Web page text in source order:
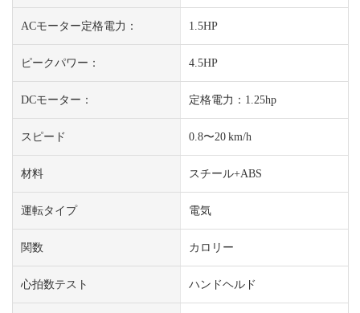
ACモーター定格電力： 1.5HP
ピークパワー： 4.5HP
DCモーター： 定格電力：1.25hp
スピード 0.8〜20 km/h
材料 スチール+ABS
運転タイプ 電気
関数 カロリー
心拍数テスト ハンドヘルド